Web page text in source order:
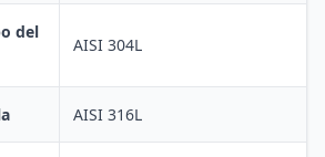
del
AISI 304L
AISI 316L